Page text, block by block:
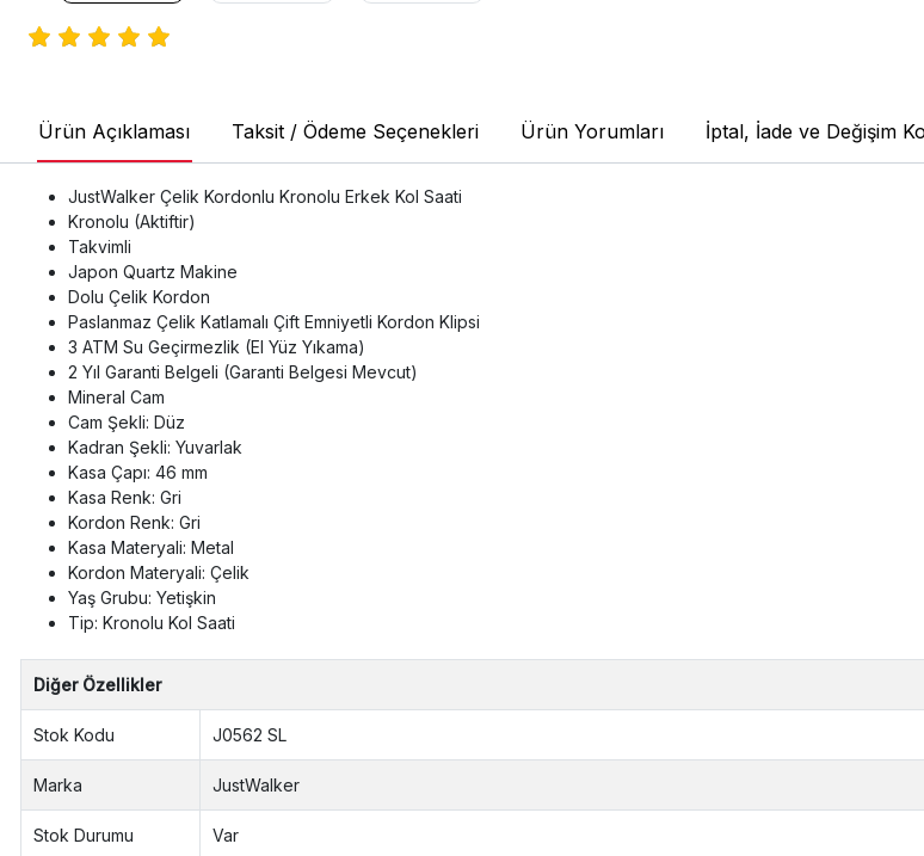
Ürün Açıklaması Taksit / Ödeme Seçenekleri Ürün Yorumları İptal, İade ve Değişim
JustWalker Çelik Kordonlu Kronolu Erkek Kol Saati
Kronolu (Aktiftir)
Takvimli
Japon Quartz Makine
Dolu Çelik Kordon
Paslanmaz Çelik Katlamalı Çift Emniyetli Kordon Klipsi
3 ATM Su Geçirmezlik (El Yüz Yıkama)
2 Yıl Garanti Belgeli (Garanti Belgesi Mevcut)
Mineral Cam
Cam Şekli: Düz
Kadran Şekli: Yuvarlak
Kasa Çapı: 46 mm
Kasa Renk: Gri
Kordon Renk: Gri
Kasa Materyali: Metal
Kordon Materyali: Çelik
Yaş Grubu: Yetişkin
Tip: Kronolu Kol Saati
Diğer Özellikler
Stok Kodu J0562 SL
Marka JustWalker
Stok Durumu Var